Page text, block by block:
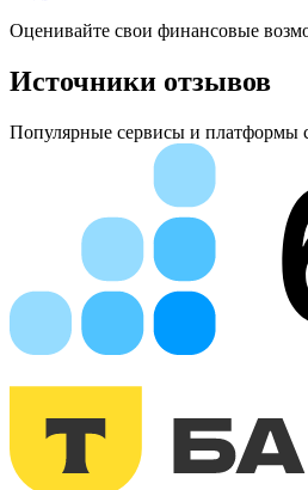
Оценивайте свои финансовые
Источники отзывов
Популярные сервисы и платформы